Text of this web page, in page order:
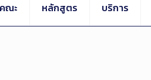
ณะ หลักสูตร บริการ